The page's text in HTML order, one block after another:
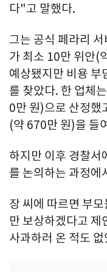
다"고 말했다.
그는 공식 페라리
가 최소 10만 위안(
예상됐지만 비용 부
를 찾았다. 한 업체
0만 원)으로 산정
(약 670만 원)을 들
하지만 이후 경찰서
를 논의하는 과정에
장 씨에 따르면 부
만 보상하겠다고 제
사과하러 온 적도 없